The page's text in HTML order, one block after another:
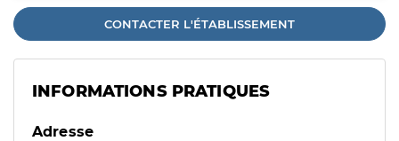
CONTACTER L'ÉTABLISSEMENT
INFORMATIONS PRATIQUES
Adresse